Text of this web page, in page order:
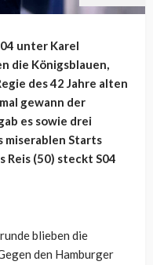
unter Karel
die Königsblauen,
des 42 Jahre alten
gewann der
es sowie drei
miserablen Starts
Reis (50) steckt S04
blieben die
den Hamburger